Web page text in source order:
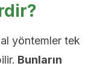
yöntemler tek
Bunların